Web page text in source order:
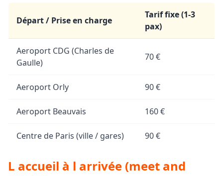
Départ / Prise en charge
Tarif fixe (1-3
pax)
Aeroport CDG (Charles de
Gaulle)
70 €
Aeroport Orly 90 €
Aeroport Beauvais 160 €
Centre de Paris (ville / gares) 90 €
L accueil à l arrivée (meet and